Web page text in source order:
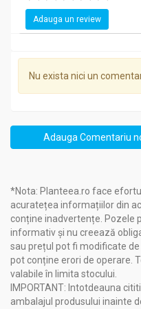
Adauga un review
Nu exista nici un
Adauga Comentariu
*Nota: Planteea.ro face
acuratețea informațiilor din
conține inadvertențe. Pozele
informativ și nu creează
sau prețul pot fi modificate
pot conține erori de operare.
valabile în limita stocului.
IMPORTANT: Intotdeauna
ambalajul produsului inainte